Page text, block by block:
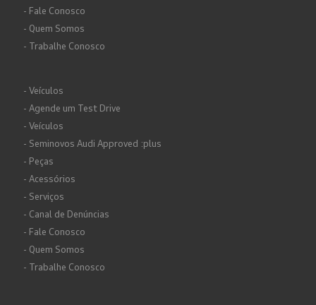
- Fale Conosco
- Quem Somos
- Trabalhe Conosco
- Veículos
- Agende um Test Drive
- Veículos
- Seminovos Audi Approved :plus
- Peças
- Acessórios
- Serviços
- Canal de Denúncias
- Fale Conosco
- Quem Somos
- Trabalhe Conosco